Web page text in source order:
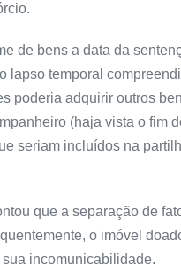
de bens a data da
lapso temporal
poderia adquirir outros
(haja vista o fim
seriam incluídos na
que a separação de
o imóvel
incomunicabilidade.